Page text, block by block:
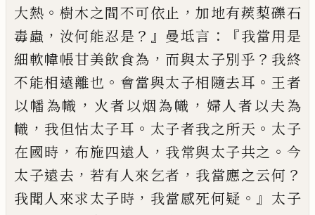
大熱 。 樹木之間不可依止 ，加地有蒺䔧礫石
毒蟲 ， 汝何能忍是 ？』 曼坻言 ：『我當用是
細軟幃帳甘美飲食為 ， 而與太子別乎 ？ 我終
不能相遠離也 。 會當與太子相隨去耳 。 王者
以幡為幟 ， 火者以烟為幟 ， 婦人者以夫為
幟 ， 我但怙太子耳 。 太子者我之所天 。 太子
在國時 ， 布施四遠人 ， 我常與太子共之 。 今
太子遠去 ， 若有人來乞者 ， 我當應之云何 ？
我聞人來求太子時 ， 我當感死何疑 。』 太子